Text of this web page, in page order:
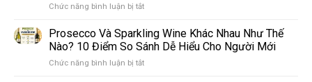
Chức năng bình luận bị tắtở
giống
nho
trắng
làm
Prosecco Và Sparkling Wine Khác Nhau Như Thế
Nào? 10 Điểm So Sánh Dễ Hiểu Cho Người Mới
Chức năng bình luận bị tắtở